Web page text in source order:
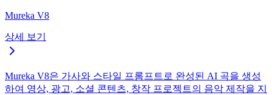
Mureka V8
상세 보기
Mureka V8은 가사와 스타일 프롬프트로 완성된 AI 곡을 생성
하여 영상, 광고, 소셜 콘텐츠, 창작 프로젝트의 음악 제작을 지